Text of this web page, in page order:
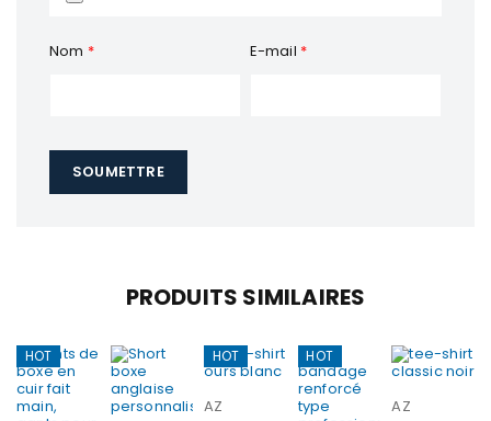
Nom * E-mail *
PRODUITS SIMILAIRES
HOT HOT
AZ
HOT
AZ